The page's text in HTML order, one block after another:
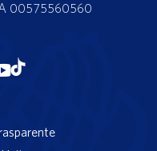
00575560560